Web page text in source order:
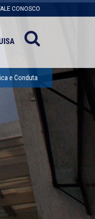
CONOSCO
e Conduta